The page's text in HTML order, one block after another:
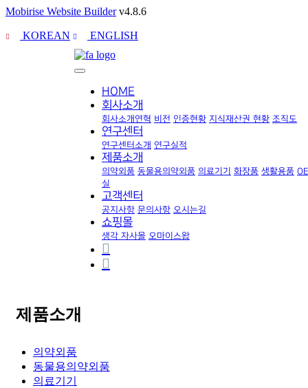
Mobirise Website Builderv4.8.6
KOREAN ENGLISH
HOME
회사소개
회사소개연혁 비전 인증현황 지식재산권 현황 조직도
연구센터
연구센터소개 연구실적
제품소개
의약외품 동물용의약외품 의료기기 화장품 생활용품
실
고객센터
공지사항 문의사항 오시는길
쇼핑몰
생각 자사몰 오마이스왑
제품소개
의약외품
동물용의약외품
의료기기